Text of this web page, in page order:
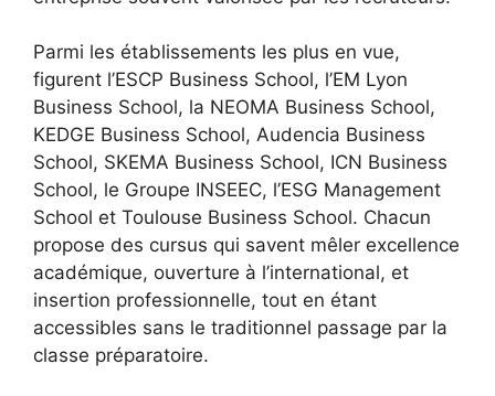
Parmi les établissements les plus en vue,
figurent l’ESCP Business School, l’EM Lyon
Business School, la NEOMA Business School,
KEDGE Business School, Audencia Business
School, SKEMA Business School, ICN Business
School, le Groupe INSEEC, l’ESG Management
School et Toulouse Business School. Chacun
propose des cursus qui savent mêler excellence
académique, ouverture à l’international, et
insertion professionnelle, tout en étant
accessibles sans le traditionnel passage par la
classe préparatoire.